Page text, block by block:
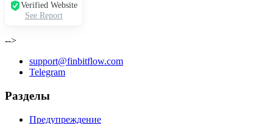
Verified Website
See Report
-->
support@finbitflow.com
Telegram
Разделы
Предупреждение